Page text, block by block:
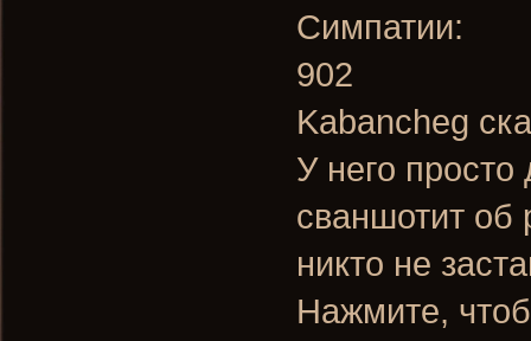
Симпатии:
902
Kabancheg
У него просто
сваншотит об
никто не
Нажмите,